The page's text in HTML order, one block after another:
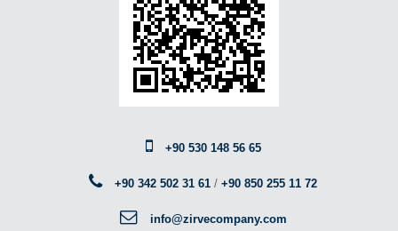
+90 530 148 56 65
+90 342 502 31 61 /+90 850 255 11 72
info@zirvecompany.com